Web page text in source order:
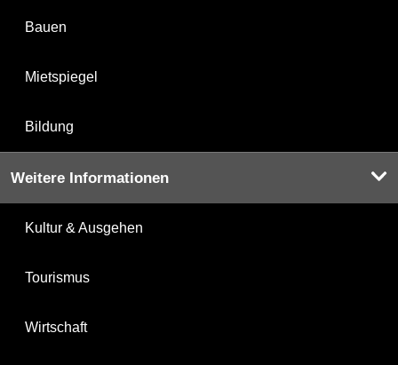
Bauen
Mietspiegel
Bildung
Weitere Informationen
Kultur & Ausgehen
Tourismus
Wirtschaft